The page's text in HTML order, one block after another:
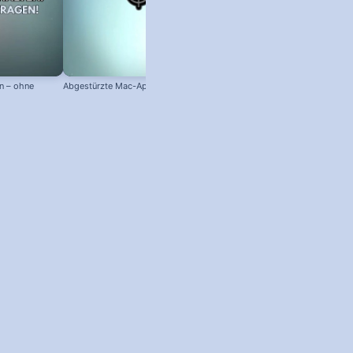
– ohne
Abgestürzte Mac-App abschießen!